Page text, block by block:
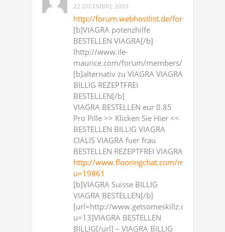
22 DICEMBRE 2009
http://forum.webhostlist.de/forum/
[b]VIAGRA potenzhilfe
BESTELLEN VIAGRA[/b]
lhttp://www.ile-
maurice.com/forum/members/
[b]alternativ zu VIAGRA VIAGRA
BILLIG REZEPTFREI
BESTELLEN[/b]
VIAGRA BESTELLEN eur 0.85
Pro Pille >> Klicken Sie Hier <<
BESTELLEN BILLIG VIAGRA
CIALIS VIAGRA fuer frau
BESTELLEN REZEPTFREI VIAGRA
http://www.flooringchat.com/member.php?
u=19861
[b]VIAGRA Suisse BILLIG
VIAGRA BESTELLEN[/b]
[url=http://www.getsomeskillz.co.uk/
u=13]VIAGRA BESTELLEN
BILLIG[/url] – VIAGRA BILLIG